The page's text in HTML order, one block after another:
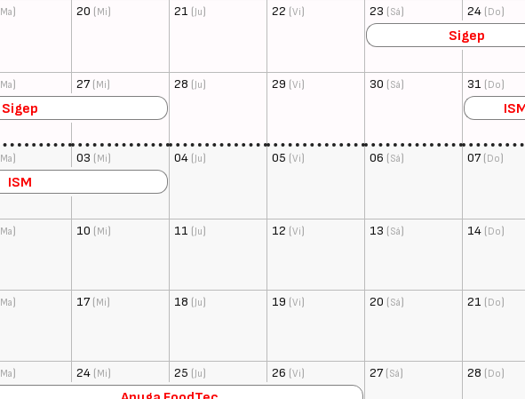
Ma) 20 (Mi) 21 (Ju) 22 (Vi) 23 (Sá) 24 (Do)
Sigep
Ma) 27(Mi) 28 (Ju) 29 (Vi) 30 (Sá) 31 (Do)
Sigep
Ma) 03 (Mi) 04 (Ju) 05 (Vi) 06 (Sá) 07(Do)
ISM
Ma) 10 (Mi) 11 (Ju) 12 (Vi) 13 (Sá) 14 (Do)
Ma) 17(Mi) 18 (Ju) 19 (Vi) 20 (Sá) 21 (Do)
Ma) 24 (Mi) 25 (Ju) 26 (Vi) 27(Sá) 28 (Do)